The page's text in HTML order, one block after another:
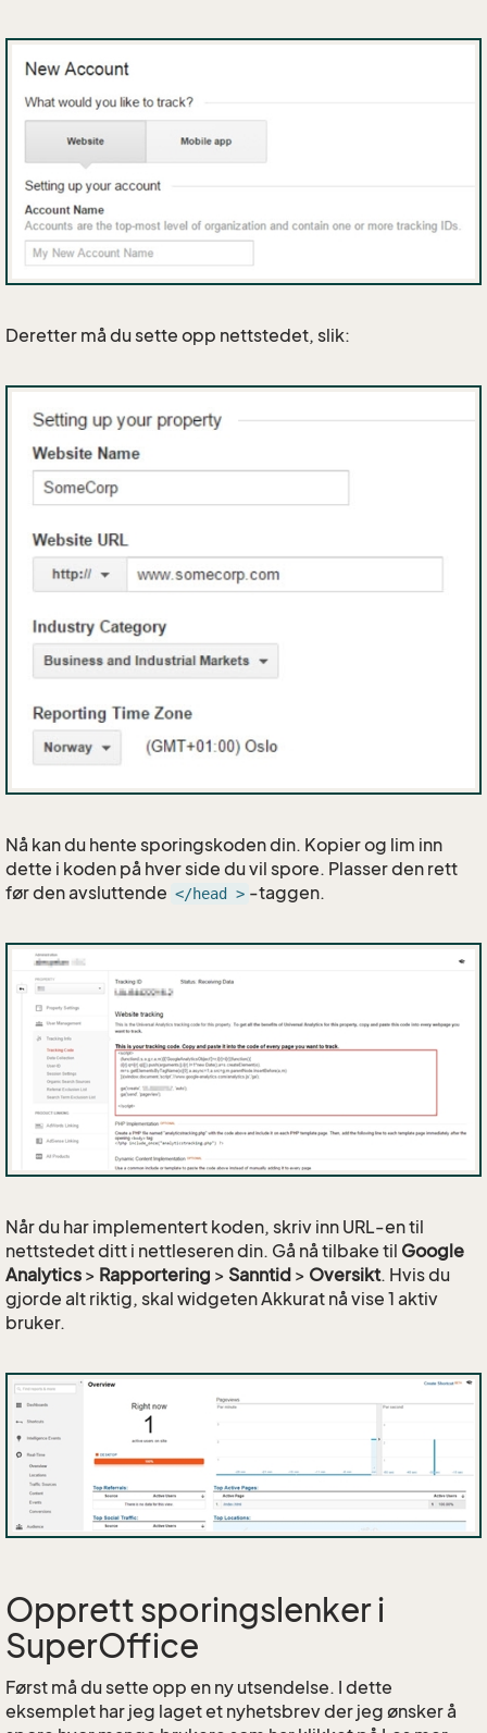
Deretter må du sette opp nettstedet, slik:
Nå kan du hente sporingskoden din. Kopier og lim inn
dette i koden på hver side du vil spore. Plasser den rett
før den avsluttende </head > -taggen.
Når du har implementert koden, skriv inn URL-en til
nettstedet ditt i nettleseren din. Gå nå tilbake til Google
Analytics > Rapportering > Sanntid > Oversikt. Hvis du
gjorde alt riktig, skal widgeten Akkurat nå vise 1 aktiv
bruker.
Opprett sporingslenker i
SuperOffice
Først må du sette opp en ny utsendelse. I dette
eksemplet har jeg laget et nyhetsbrev der jeg ønsker å